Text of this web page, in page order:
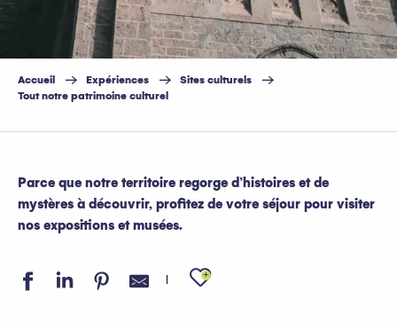
Accueil Expériences
Sites culturels
Tout notre patrimoine culturel
Parce que notre territoire regorge d’histoires et de
mystères à découvrir, profitez de votre séjour pour visiter
nos expositions et musées.
Ajouter aux